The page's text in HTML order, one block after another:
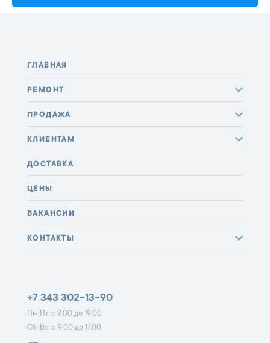
ГЛАВНАЯ
РЕМОНТ
ПРОДАЖА
КЛИЕНТАМ
ДОСТАВКА
ЦЕНЫ
ВАКАНСИИ
КОНТАКТЫ
+7 343 302-13-90
Пн-Пт: с 9.00 до 19.00
Сб-Вс: с 9.00 до 17.00